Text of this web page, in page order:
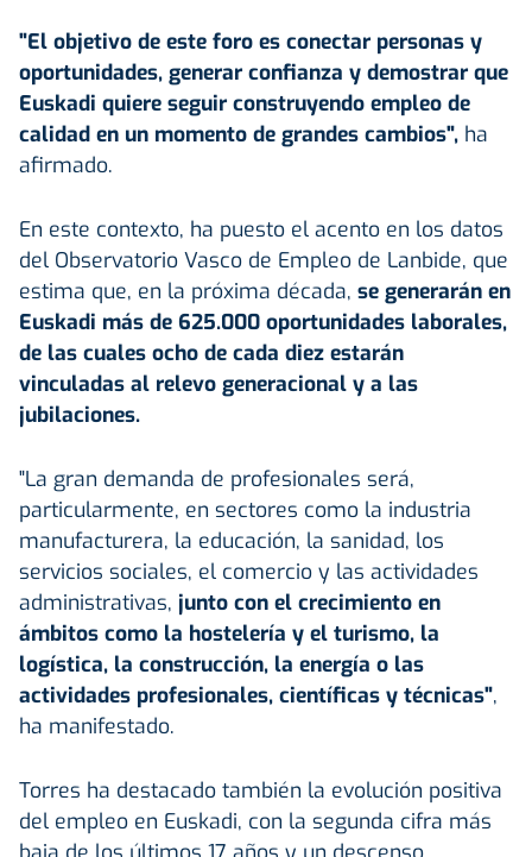
"El objetivo de este foro es conectar personas y
oportunidades, generar confianza y demostrar que
Euskadi quiere seguir construyendo empleo de
calidad en un momento de grandes cambios", ha
afirmado.
En este contexto, ha puesto el acento en los datos
del Observatorio Vasco de Empleo de Lanbide, que
estima que, en la próxima década, se generarán en
Euskadi más de 625.000 oportunidades laborales,
de las cuales ocho de cada diez estarán
vinculadas al relevo generacional y a las
jubilaciones.
"La gran demanda de profesionales será,
particularmente, en sectores como la industria
manufacturera, la educación, la sanidad, los
servicios sociales, el comercio y las actividades
administrativas, junto con el crecimiento en
ámbitos como la hostelería y el turismo, la
logística, la construcción, la energía o las
actividades profesionales, científicas y técnicas",
ha manifestado.
Torres ha destacado también la evolución positiva
del empleo en Euskadi, con la segunda cifra más